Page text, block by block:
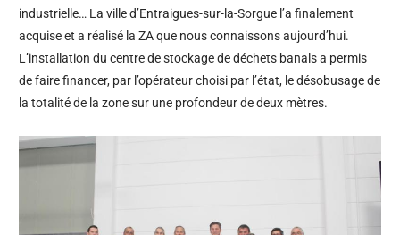
industrielle… La ville d’Entraigues-sur-la-Sorgue l’a finalement
acquise et a réalisé la ZA que nous connaissons aujourd’hui.
L’installation du centre de stockage de déchets banals a permis
de faire financer, par l’opérateur choisi par l’état, le désobusage de
la totalité de la zone sur une profondeur de deux mètres.